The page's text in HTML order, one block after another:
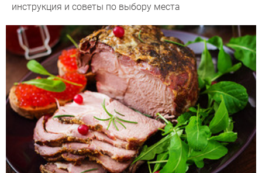
инструкция и советы по выбору места